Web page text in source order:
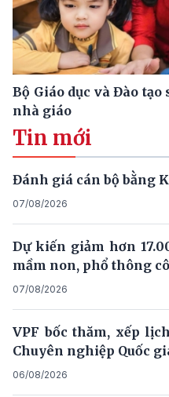
Bộ Giáo dục và Đào
nhà giáo
Tin mới
Đánh giá cán bộ bằng
07/08/2026
Dự kiến giảm hơn
mầm non, phổ thông
07/08/2026
VPF bốc thăm, xếp
Chuyên nghiệp Quốc
06/08/2026